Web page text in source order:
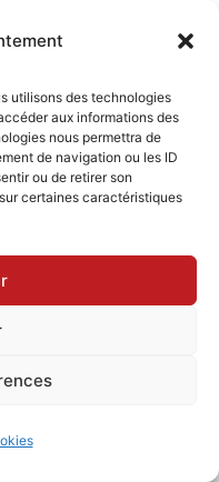
utilisons des technologies
aux informations des
nous permettra de
de navigation ou les ID
ou de retirer son
certaines caractéristiques
Sketchup |